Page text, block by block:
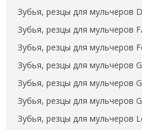
Зубья, резцы для мульчеров
Зубья, резцы для мульчеров
Зубья, резцы для мульчеров
Зубья, резцы для мульчеров
Зубья, резцы для мульчеров
Зубья, резцы для мульчеров
Зубья, резцы для мульчеров